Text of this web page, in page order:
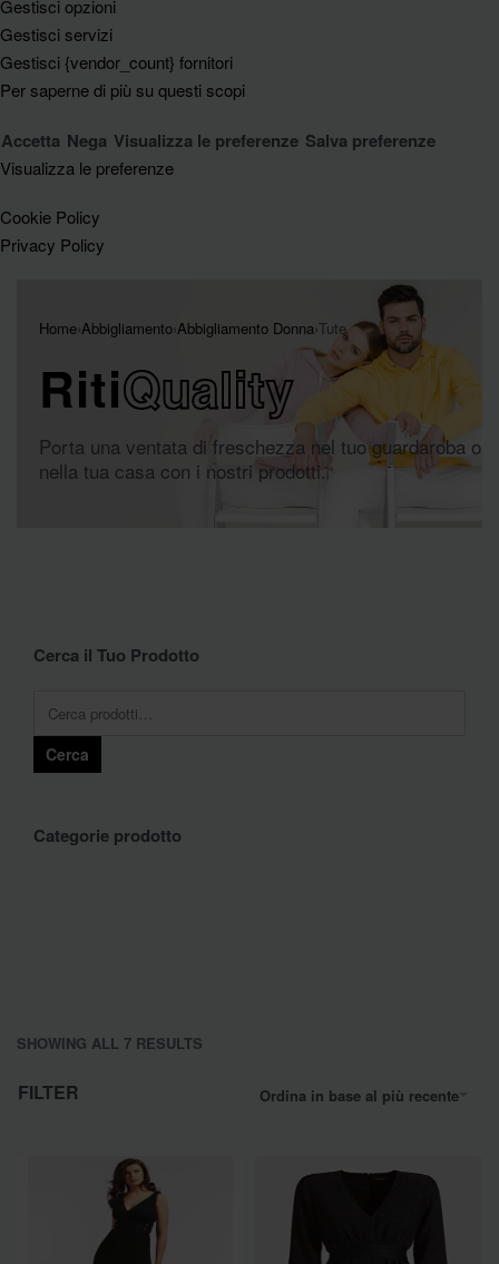
Gestisci opzioni
Gestisci servizi
Gestisci {vendor_count} fornitori
Per saperne di più su questi scopi
Accetta Nega Visualizza le preferenze Salva preferenze
Visualizza le preferenze
Cookie Policy
Privacy Policy
Home›Abbigliamento›Abbigliamento Donna›Tute
RitiQuality
Porta una ventata di freschezza nel tuo guardaroba o
nella tua casa con i nostri prodotti.
Cerca il Tuo Prodotto
Cerca
Categorie prodotto
SHOWING ALL 7 RESULTS
Ordina in base al più recente
FILTER